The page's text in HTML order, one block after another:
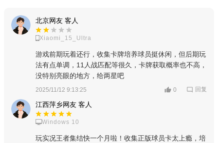
北京网友 客人
Xiaomi_15_Ultra
游戏前期玩着还行，收集卡牌培养球员挺休闲，但后期玩
法有点单调，11人战匹配等很久，卡牌获取概率也不高，
没特别亮眼的地方，给两星吧
2025/11/12 9:13:25 0 回复
江西萍乡网友 客人
Windows 10
玩实况王者集结快一个月啦！收集正版球员卡太上瘾，培